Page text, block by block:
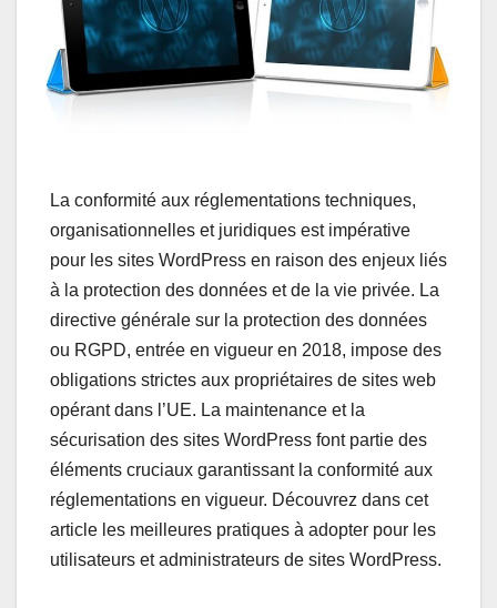
La conformité aux réglementations techniques,
organisationnelles et juridiques est impérative
pour les sites WordPress en raison des enjeux liés
à la protection des données et de la vie privée. La
directive générale sur la protection des données
ou RGPD, entrée en vigueur en 2018, impose des
obligations strictes aux propriétaires de sites web
opérant dans l’UE. La maintenance et la
sécurisation des sites WordPress font partie des
éléments cruciaux garantissant la conformité aux
réglementations en vigueur. Découvrez dans cet
article les meilleures pratiques à adopter pour les
utilisateurs et administrateurs de sites WordPress.